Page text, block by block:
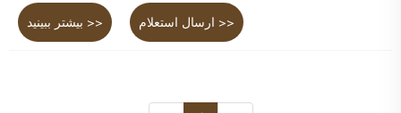
بیشتر ببینید >> ارسال استعلام >>